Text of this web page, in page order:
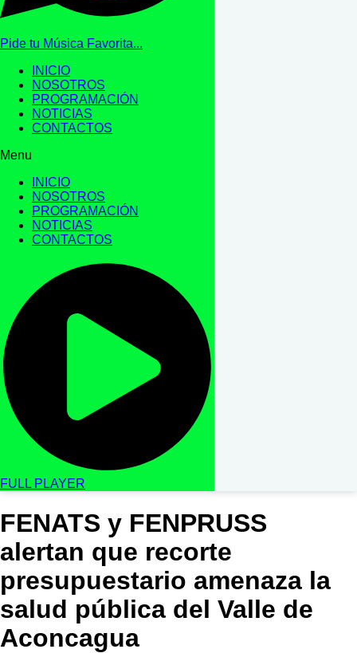
Pide tu Música Favorita...
INICIO
NOSOTROS
PROGRAMACIÓN
NOTICIAS
CONTACTOS
Menu
INICIO
NOSOTROS
PROGRAMACIÓN
NOTICIAS
CONTACTOS
FULL PLAYER
FENATS y FENPRUSS
alertan que recorte
presupuestario amenaza la
salud pública del Valle de
Aconcagua